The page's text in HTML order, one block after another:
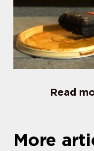
Read
More